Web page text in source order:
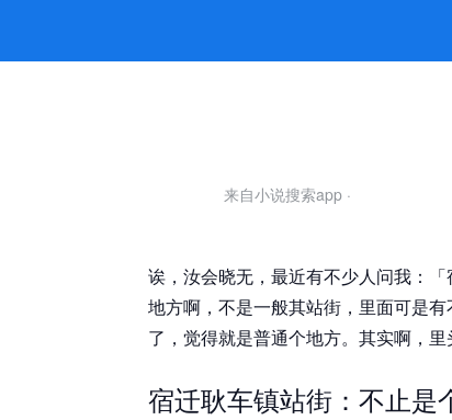
什么好玩的，厝里厝外总有惊喜
来自小说搜索app ·
诶，汝会晓无，最近有不少人问我：
地方啊，不是一般其站街，里面可是
了，觉得就是普通个地方。其实啊，里
宿迁耿车镇站街：不止是